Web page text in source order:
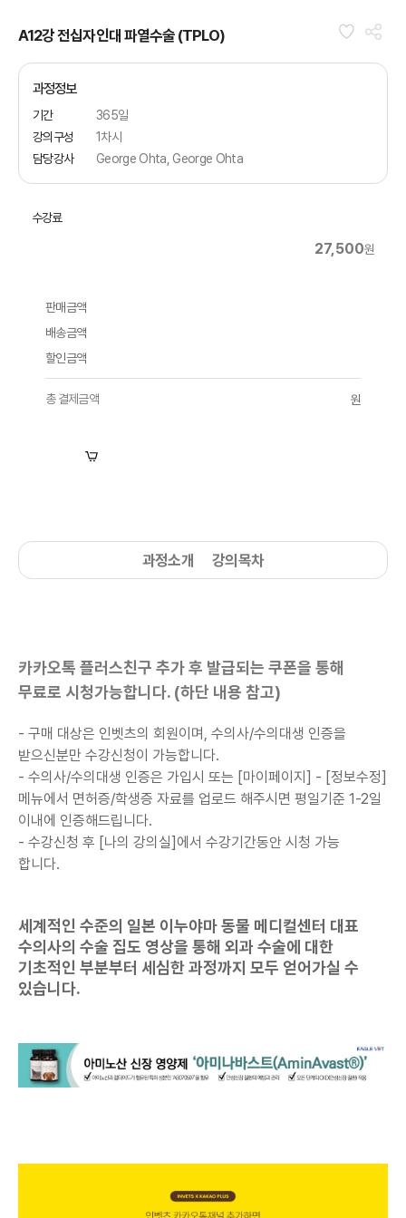
A12강 전십자인대 파열수술 (TPLO)
과정정보
기간
365일
강의구성
1차시
담당강사
George Ohta, George Ohta
수강료
27,500원
판매금액
배송금액
할인금액
총 결제금액 원
과정소개 강의목차
카카오톡 플러스친구 추가 후 발급되는 쿠폰을 통해
무료로 시청가능합니다. (하단 내용 참고)
- 구매 대상은 인벳츠의 회원이며, 수의사/수의대생 인증을
받으신분만 수강신청이 가능합니다.
- 수의사/수의대생 인증은 가입시 또는 [마이페이지] - [정보수정]
메뉴에서 면허증/학생증 자료를 업로드 해주시면 평일기준 1-2일
이내에 인증해드립니다.
- 수강신청 후 [나의 강의실]에서 수강기간동안 시청 가능
합니다.
세계적인 수준의 일본 이누야마 동물 메디컬센터 대표
수의사의 수술 집도 영상을 통해 외과 수술에 대한
기초적인 부분부터 세심한 과정까지 모두 얻어가실 수
있습니다.